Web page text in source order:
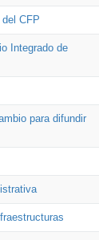
CFP
Integrado de
para difundir